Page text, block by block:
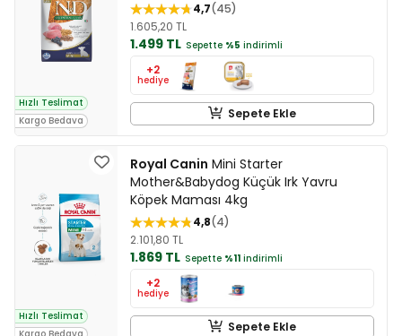
Hızlı Teslimat
Kargo Bedava
4,7 45
1.605,20 TL
1.499 TL Sepette %5 indirimli
+2
hediye
Sepete Ekle
Hızlı Teslimat
Kargo Bedava
Royal Canin Mini Starter
Mother&Babydog Küçük Irk Yavru
Köpek Maması 4kg
4,8 4
2.101,80 TL
1.869 TL Sepette %11 indirimli
+2
hediye
Sepete Ekle